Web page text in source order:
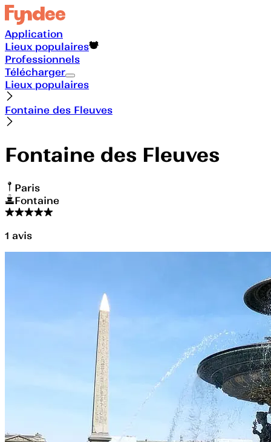
Application
Lieux populaires
Professionnels
Télécharger
Lieux populaires
Fontaine des Fleuves
Fontaine des Fleuves
Paris
Fontaine
1 avis